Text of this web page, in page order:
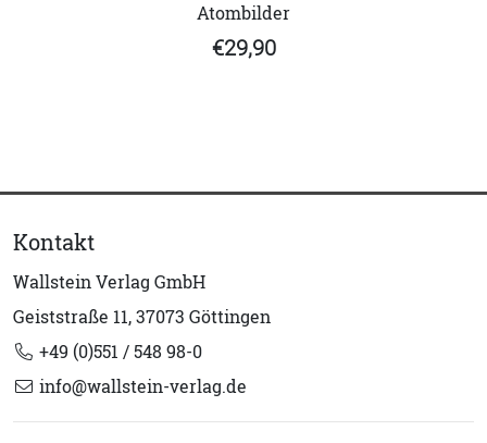
Atombilder
€29,90
Kontakt
Wallstein Verlag GmbH
Geiststraße 11, 37073 Göttingen
+49 (0)551 / 548 98-0
info@wallstein-verlag.de